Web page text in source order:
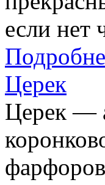
если нет
Церек
Церек —